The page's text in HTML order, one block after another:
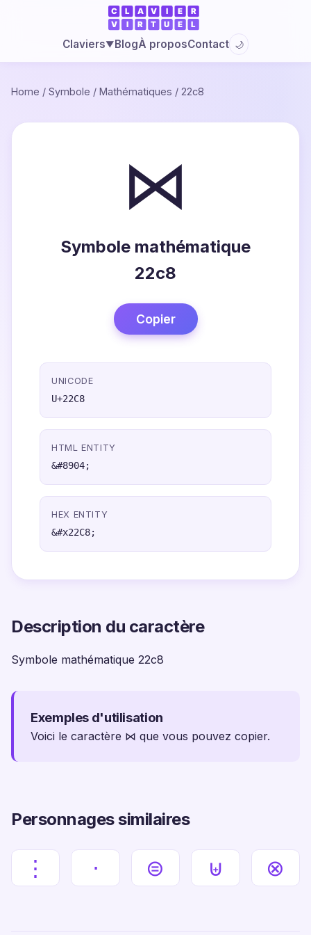
Claviers▼BlogÀ proposContact 🌙
Home / Symbole / Mathématiques / 22c8
⋈
Symbole mathématique
22c8
Copier
UNICODE
U+22C8
HTML ENTITY
&#8904;
HEX ENTITY
&#x22C8;
Description du caractère
Symbole mathématique 22c8
Exemples d'utilisation
Voici le caractère ⋈ que vous pouvez copier.
Personnages similaires
⋮ ⋅ ⊜ ⊎ ⊗